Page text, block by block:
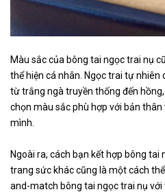
Màu sắc của bông tai ngọc trai nụ
thể hiện cá nhân. Ngọc trai tự nhiên
từ trắng ngà truyền thống đến
chọn màu sắc phù hợp với bản
mình.
Ngoài ra, cách bạn kết hợp bông
trang sức khác cũng là một cách
and-match bông tai ngọc trai nụ với